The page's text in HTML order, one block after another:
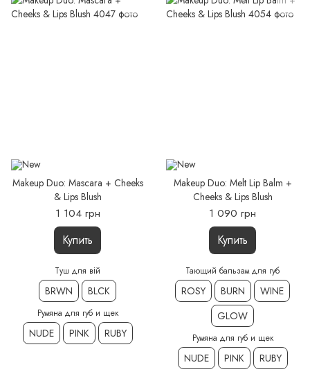
Makeup Duo: Mascara + Cheeks
& Lips Blush
1 104 грн
Купить
Туш для вій
BRWN BLCK
Румяна для губ и щек
NUDE PINK RUBY
Makeup Duo: Melt Lip Balm +
Cheeks & Lips Blush
1 090 грн
Купить
Тающий бальзам для губ
ROSY BURN
WINE
GLOW
Румяна для губ и щек
NUDE PINK RUBY